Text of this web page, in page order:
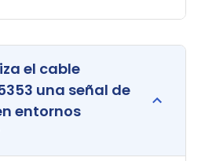
el cable
una señal de
entornos